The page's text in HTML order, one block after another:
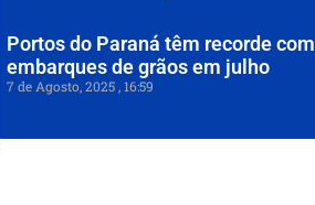
Portos do Paraná têm recorde com
embarques de grãos em julho
7 de Agosto, 2025 16:59